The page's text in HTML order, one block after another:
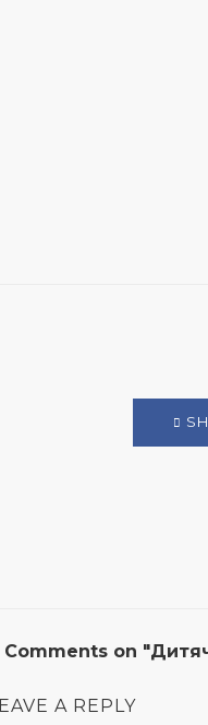
Comments on
A REPLY